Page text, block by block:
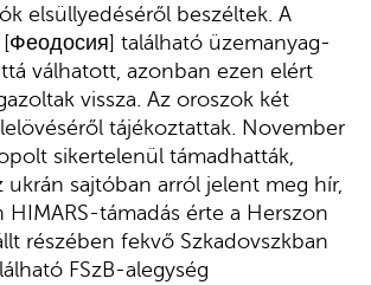
elsüllyedéséről beszéltek. A
[Феодосия] található üzemanyag-
válhatott, azonban ezen elért
vissza. Az oroszok két
tájékoztattak. November
sikertelenül támadhatták,
ukrán sajtóban arról jelent meg hír,
HIMARS-támadás érte a Herszon
részében fekvő Szkadovszkban
FSzB-alegység